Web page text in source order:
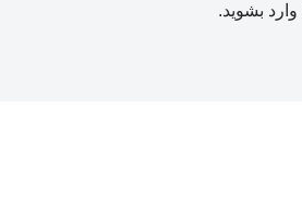
وارد بشوید.